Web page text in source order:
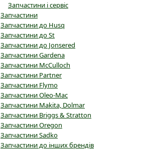
Запчастини і сервіс
Запчастини
Запчастини до Husq
Запчастини до St
Запчастини до Jonsered
Запчастини Gardena
Запчастини McCulloch
Запчастини Partner
Запчастини Flymo
Запчастини Oleo-Mac
Запчастини Makita, Dolmar
Запчастини Briggs & Stratton
Запчастини Oregon
Запчастини Sadko
Запчастини до інших брендів